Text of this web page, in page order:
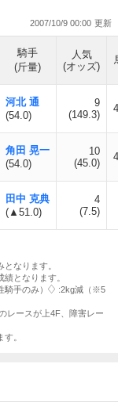
2007/10/9 00:00
騎手
(斤量)
人気
(オッズ)
河北 通
(54.0)
9
(149.3)
角田 晃一
(54.0)
10
(45.0)
田中 克典
(▲51.0)
4
(7.5)
なります。
となります。
手のみ）
:2kg減（※5
レースが上4F、障害レー
。